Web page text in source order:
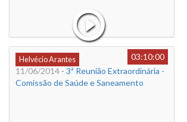
Helvécio Arantes
03:10:00
11/06/2014 - 3ª Reunião Extraordinária -
Comissão de Saúde e Saneamento